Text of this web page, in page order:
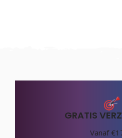
GRATIS
Vanaf